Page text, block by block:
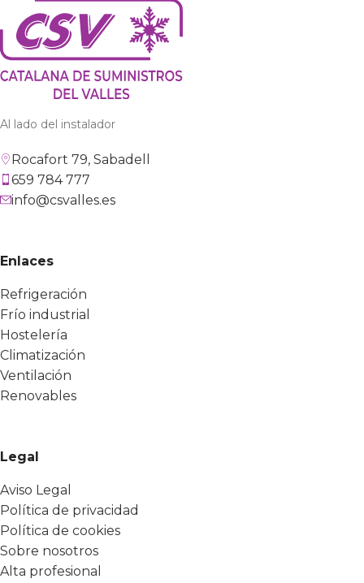
Al lado del instalador
Rocafort 79, Sabadell
659 784 777
info@csvalles.es
Enlaces
Refrigeración
Frío industrial
Hostelería
Climatización
Ventilación
Renovables
Legal
Aviso Legal
Política de privacidad
Política de cookies
Sobre nosotros
Alta profesional